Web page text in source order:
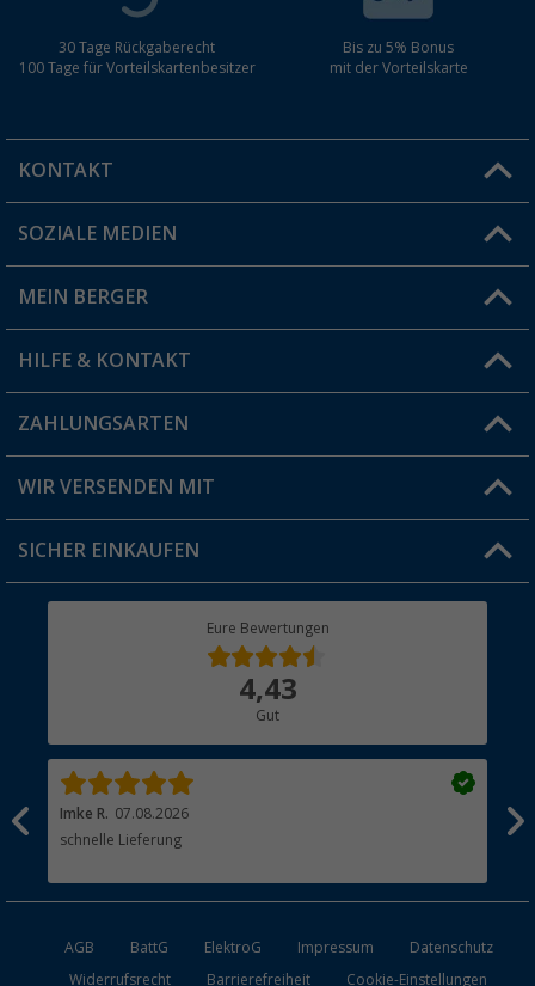
30 Tage Rückgaberecht
100 Tage für Vorteilskartenbesitzer
Bis zu 5% Bonus
mit der Vorteilskarte
KONTAKT
Du hast eine Frage?
Filiale finden
SOZIALE MEDIEN
MEIN BERGER
Vorteilskarte
Blog
Jobs & Karriere
HILFE & KONTAKT
FAQ & Kontakt
Versandinformationen
Rücksendung
ZAHLUNGSARTEN
WIR VERSENDEN MIT
SICHER EINKAUFEN
Eure Bewertungen
4,43
Gut
Imke R. 07.08.2026
schnelle Lieferung
AGB BattG ElektroG Impressum
Datenschutz
Widerrufsrecht
Barrierefreiheit Cookie-Einstellungen